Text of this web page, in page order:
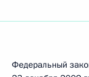
Федеральный